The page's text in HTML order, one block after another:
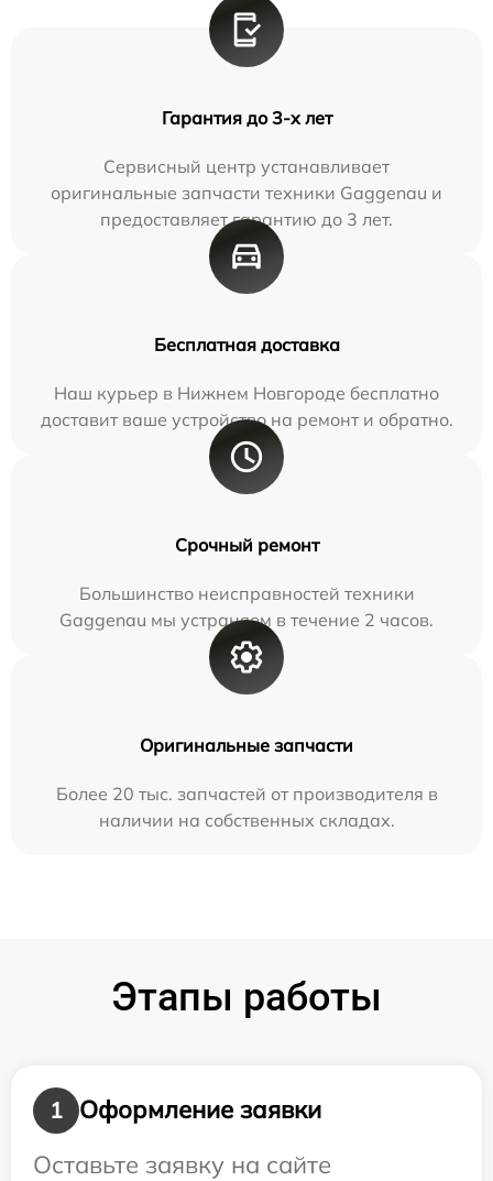
Гарантия до 3-х лет
Сервисный центр устанавливает
оригинальные запчасти техники Gaggenau и
предоставляет гарантию до 3 лет.
Бесплатная доставка
Наш курьер в Нижнем Новгороде бесплатно
доставит ваше устройство на ремонт и обратно.
Срочный ремонт
Большинство неисправностей техники
Gaggenau мы устраняем в течение 2 часов.
Оригинальные запчасти
Более 20 тыс. запчастей от производителя в
наличии на собственных складах.
Этапы работы
1
Оформление заявки
Оставьте заявку на сайте